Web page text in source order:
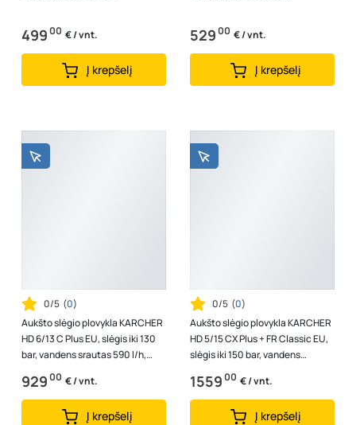
49900 € / vnt.
Į krepšelį
52900 € / vnt.
Į krepšelį
0/5 (0)
Aukšto slėgio plovykla KARCHER
HD 6/13 C Plus EU, slėgis iki 130
bar, vandens srautas 590 l/h,
galia 2,9 kW, 1.520-951.0
92900 € / vnt.
Į krepšelį
0/5 (0)
Aukšto slėgio plovykla KARCHER
HD 5/15 CX Plus + FR Classic EU,
slėgis iki 150 bar, vandens
srautas 500 l/h, galia 2,8 k...
155900 € / vnt.
Į krepšelį